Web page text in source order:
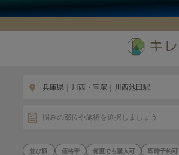
兵庫県｜川西・宝塚｜川西池田駅
悩みの部位や施術を選択しましょう
価格帯 何度でも購入可 即時予約可